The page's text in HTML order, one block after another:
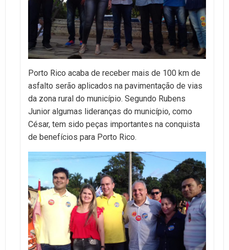
Porto Rico acaba de receber mais de 100 km de
asfalto serão aplicados na pavimentação de vias
da zona rural do município. Segundo Rubens
Junior algumas lideranças do município, como
César, tem sido peças importantes na conquista
de benefícios para Porto Rico.